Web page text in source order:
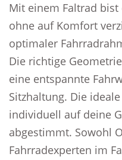
Mit einem Faltrad
ohne auf Komfort
optimaler
Die richtige
eine entspannte
Sitzhaltung. Die
individuell auf deine
abgestimmt. Sowohl
Fahrradexperten im